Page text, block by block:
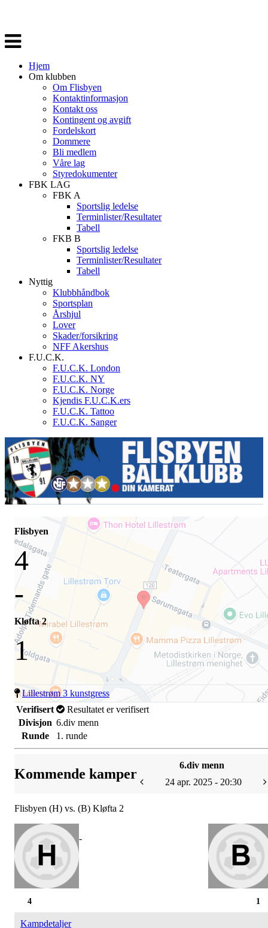
Veksle
navigasjon
Hjem
Om klubben
Om Flisbyen
Kontaktinformasjon
Kontakt oss
Kontingent og avgift
Fordelskort
Dommere
Bli medlem
Våre lag
Styredokumenter
FBK LAG
FBK A
Sportslig ledelse
Terminlister/Resultater
Tabell
FKB B
Sportslig ledelse
Terminlister/Resultater
Tabell
Nyttig
Klubbhåndbok
Sportsplan
Årshjul
Lover
Skader/forsikring
NFF Akershus
F.U.C.K.
F.U.C.K. London
F.U.C.K. NY
F.U.C.K. Norge
Kjendis F.U.C.K.ers
F.U.C.K. Tattoo
F.U.C.K. Sanger
Flisbyen
4
-
Kløfta 2
1
Lillestrøm 3 kunstgress
Verifisert
Resultatet er verifisert
Divisjon 6.div menn
Runde
1. runde
Kommende kamper
6.div menn
24 apr. 2025 - 20:30
Flisbyen (H) vs. (B) Kløfta 2
-
1
4
Kampdetaljer